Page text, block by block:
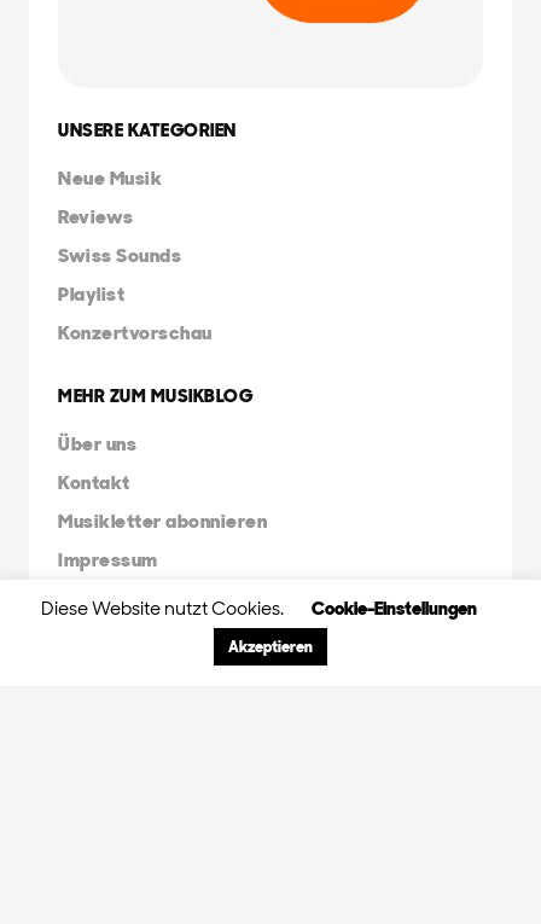
UNSERE KATEGORIEN
Neue Musik
Reviews
Swiss Sounds
Playlist
Konzertvorschau
MEHR ZUM MUSIKBLOG
Über uns
Kontakt
Musikletter abonnieren
Impressum
FRIENDS & FAMILY
Orange Peel Agency
Radio X Mainstream
Diese Website nutzt Cookies. Cookie-Einstellungen
Akzeptieren